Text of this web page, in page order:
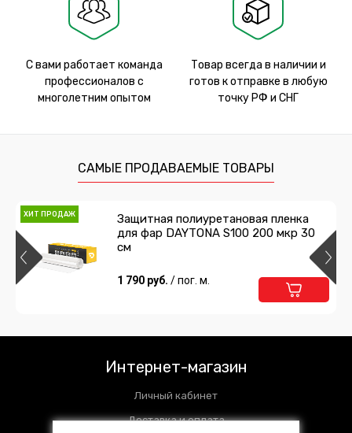
С вами работает команда
профессионалов с
многолетним опытом
Товар всегда в наличии и
готов к отправке в любую
точку РФ и СНГ
САМЫЕ ПРОДАВАЕМЫЕ ТОВАРЫ
ХИТ ПРОДАЖ
Защитная полиуретановая пленка
для фар DAYTONA S100 200 мкр 30
см
1 790 руб. / пог. м.
Интернет-магазин
Личный кабинет
Доставка и оплата